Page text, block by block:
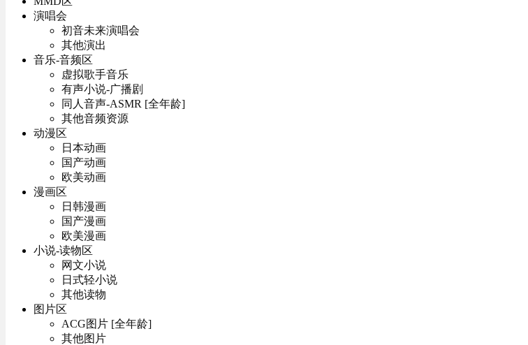
演唱会
初音未来演唱会
其他演出
音乐-音频区
虚拟歌手音乐
有声小说-广播剧
同人音声-ASMR [全年龄]
其他音频资源
动漫区
日本动画
国产动画
欧美动画
漫画区
日韩漫画
国产漫画
欧美漫画
小说-读物区
网文小说
日式轻小说
其他读物
图片区
ACG图片 [全年龄]
其他图片